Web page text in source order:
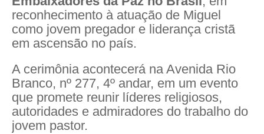
reconhecimento à atuação de Miguel
como jovem pregador e liderança cristã
em ascensão no país.
A cerimônia acontecerá na Avenida Rio
Branco, nº 277, 4º andar, em um evento
que promete reunir líderes religiosos,
autoridades e admiradores do trabalho do
jovem pastor.